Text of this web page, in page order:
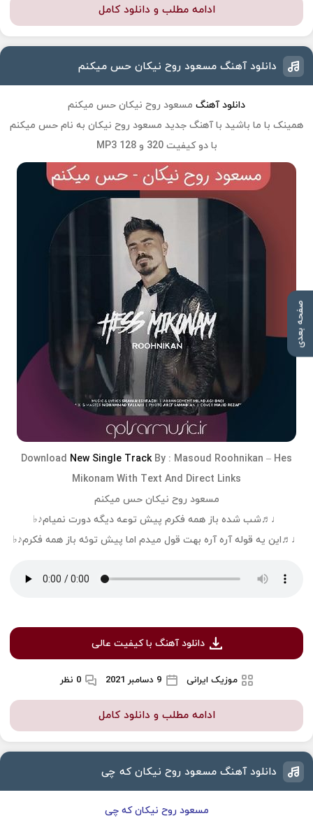
صفحه بعدی
ادامه مطلب و دانلود کامل
دانلود آهنگ مسعود روح نیکان حس میکنم
دانلود آهنگ مسعود روح نیکان حس میکنم
همینک با ما باشید با آهنگ جدید مسعود روح نیکان به نام حس میکنم
با دو کیفیت 320 و 128 MP3
Download New Single TrackBy : Masoud Roohnikan – Hes
Mikonam With Text And Direct Links
مسعود روح نیکان حس میکنم
♩♬شب شده باز همه فکرم پیش توعه دیگه دورت نمیام♪♭
♩♬این یه قوله آره آره بهت قول میدم اما پیش توئه باز همه فکرم♪♭
دانلود آهنگ با کیفیت عالی
موزیک ایرانی 9 دسامبر 2021 0 نظر
ادامه مطلب و دانلود کامل
دانلود آهنگ مسعود روح نیکان که چی
مسعود روح نیکان که چی